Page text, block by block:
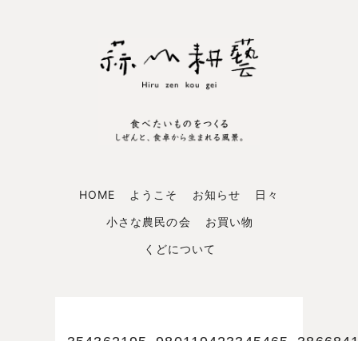
HOME ようこそ お知らせ
日々
小さな農民の会
お買い物
くどについて